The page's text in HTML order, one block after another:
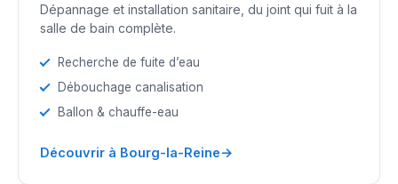
Dépannage et installation sanitaire, du joint qui fuit à la
salle de bain complète.
Recherche de fuite d’eau
Débouchage canalisation
Ballon & chauffe-eau
Découvrir à Bourg-la-Reine→